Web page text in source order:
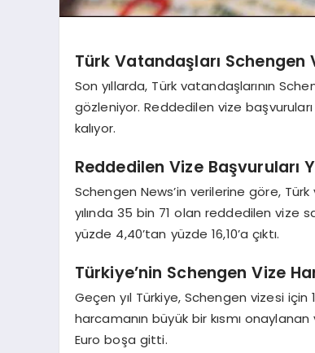
Türk Vatandaşları Schengen
Son yıllarda, Türk vatandaşlarının
gözleniyor. Reddedilen vize
kalıyor.
Reddedilen Vize Başvuruları
Schengen News’in verilerine göre,
yılında 35 bin 71 olan reddedilen vize
yüzde 4,40’tan yüzde 16,10’a çıktı.
Türkiye’nin Schengen Vize
Geçen yıl Türkiye, Schengen vizesi
harcamanın büyük bir kısmı
Euro boşa gitti.